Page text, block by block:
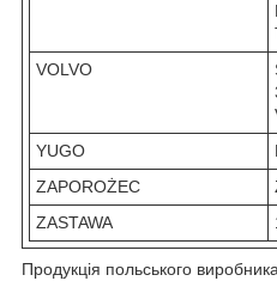
VOLVO
YUGO
ZAPOROŻEC
ZASTAWA
Продукція польського